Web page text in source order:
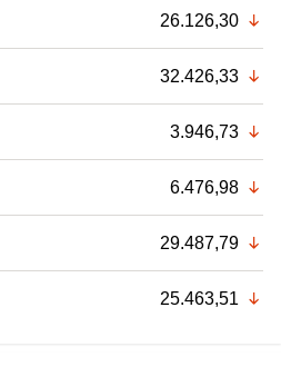
26.126,30
32.426,33
3.946,73
6.476,98
29.487,79
25.463,51